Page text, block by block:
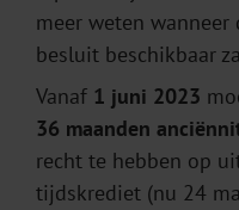
meer weten
besluit beschikbaar
Vanaf 1 juni 2023
36 maanden
recht te hebben op
tijdskrediet (nu 24